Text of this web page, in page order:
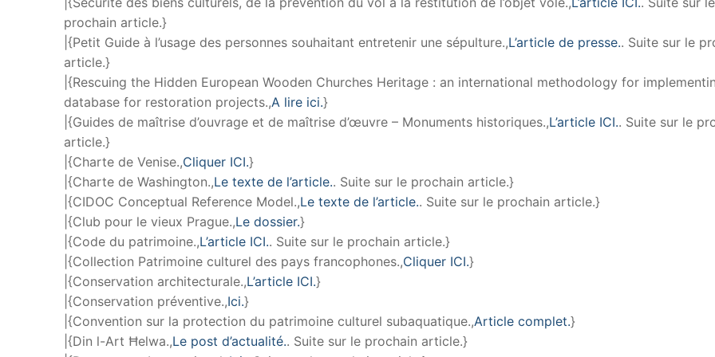
prochain article.}
|{Petit Guide à l’usage des personnes souhaitant entretenir une sépulture.,L’article de presse.. Suite sur le
article.}
|{Rescuing the Hidden European Wooden Churches Heritage : an international methodology for
database for restoration projects.,A lire ici.}
|{Guides de maîtrise d’ouvrage et de maîtrise d’œuvre – Monuments historiques.,L’article ICI.. Suite sur le
article.}
|{Charte de Venise.,Cliquer ICI.}
|{Charte de Washington.,Le texte de l’article.. Suite sur le prochain article.}
|{CIDOC Conceptual Reference Model.,Le texte de l’article.. Suite sur le prochain article.}
|{Club pour le vieux Prague.,Le dossier.}
|{Code du patrimoine.,L’article ICI.. Suite sur le prochain article.}
|{Collection Patrimoine culturel des pays francophones.,Cliquer ICI.}
|{Conservation architecturale.,L’article ICI.}
|{Conservation préventive.,Ici.}
|{Convention sur la protection du patrimoine culturel subaquatique.,Article complet.}
|{Din l-Art Ħelwa.,Le post d’actualité.. Suite sur le prochain article.}